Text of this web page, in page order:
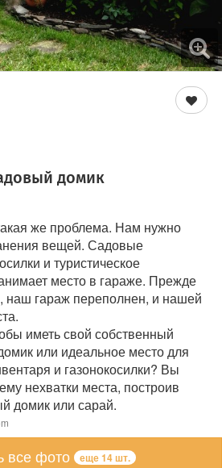
домик
же проблема. Нам нужно
вещей. Садовые
и туристическое
место в гараже. Прежде
гараж переполнен, и нашей
иметь свой собственный
или идеальное место для
и газонокосилки? Вы
нехватки места, построив
домик или сарай.
все фото еще 14 шт.